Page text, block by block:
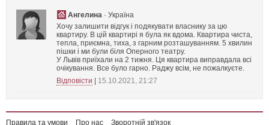
Ангелина · Україна
Хочу залишити відгук і подякувати власнику за цю
квартиру. В цій квартирі я була як вдома. Квартира чиста,
тепла, приємна, тиха, з гарним розташуванням. 5 хвилин
пішки і ми були біля Оперного театру.
У Львів приїхали на 2 тижня. Ця квартира виправдала всі
очікування. Все було гарно. Раджу всім, не пожалкуєте.
Відповісти | 15.10.2021, 21:27
Правила та умови Про нас Зворотній зв'язок